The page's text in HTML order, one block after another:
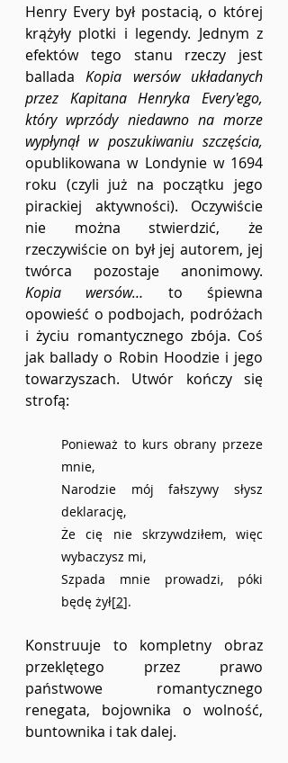
Henry Every był postacią, o której
krążyły plotki i legendy. Jednym z
efektów tego stanu rzeczy jest
ballada Kopia wersów układanych
przez Kapitana Henryka Every'ego,
który wprzódy niedawno na morze
opublikowana w Londynie w 1694
roku (czyli już na początku jego
pirackiej aktywności). Oczywiście
nie można stwierdzić, że
rzeczywiście on był jej autorem, jej
Kopia wersów… to śpiewna
opowieść o podbojach, podróżach
i życiu romantycznego zbója. Coś
jak ballady o Robin Hoodzie i jego
towarzyszach. Utwór kończy się
strofą:
Ponieważ to kurs obrany przeze
mnie,
Narodzie mój fałszywy słysz
deklarację,
Że cię nie skrzywdziłem, więc
wybaczysz mi,
Szpada mnie prowadzi, póki
będę żył[2].
Konstruuje to kompletny obraz
przeklętego przez prawo
państwowe romantycznego
renegata, bojownika o wolność,
buntownika i tak dalej.